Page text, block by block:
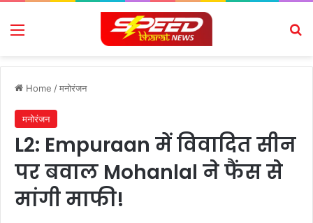
Menu
Home /मनोरंजन
मनोरंजन
L2: Empuraan में विवादित सीन
पर बवाल Mohanlal ने फैंस से
मांगी माफी!